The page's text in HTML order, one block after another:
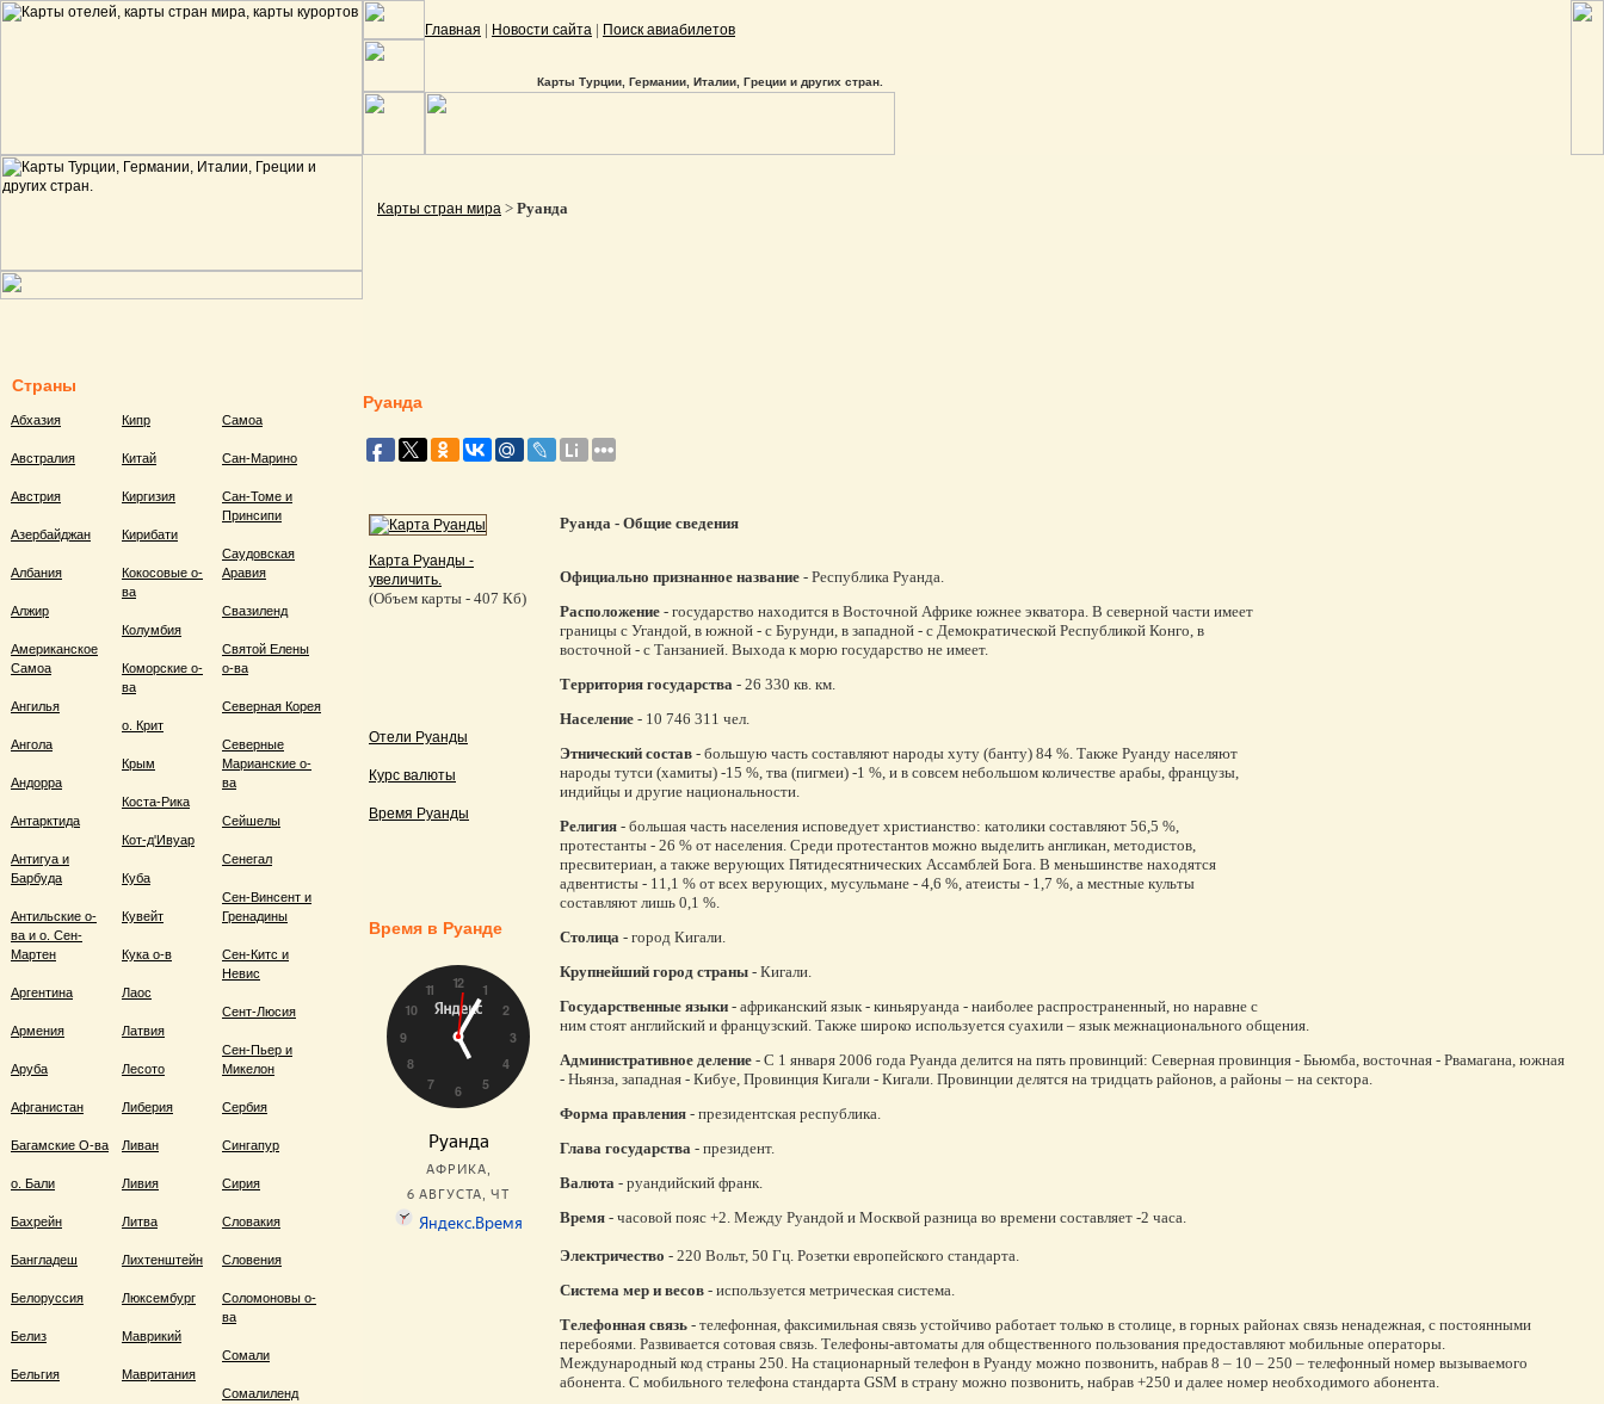
Главная | Новости сайта | Поиск авиабилетов
Карты Турции, Германии, Италии, Греции и других стран.
Страны
Абхазия
Австралия
Австрия
Азербайджан
Албания
Алжир
Американское
Самоа
Ангилья
Ангола
Андорра
Антарктида
Антигуа и
Барбуда
Антильские о-
ва и о. Сен-
Мартен
Аргентина
Армения
Аруба
Афганистан
Багамские О-ва
о. Бали
Бахрейн
Бангладеш
Белоруссия
Белиз
Бельгия
Кипр
Китай
Киргизия
Кирибати
Кокосовые о-
ва
Колумбия
Коморские о-
ва
о. Крит
Крым
Коста-Рика
Кот-д'Ивуар
Куба
Кувейт
Кука о-в
Лаос
Латвия
Лесото
Либерия
Ливан
Ливия
Литва
Лихтенштейн
Люксембург
Маврикий
Мавритания
Самоа
Сан-Марино
Сан-Томе и
Принсипи
Саудовская
Аравия
Свазиленд
Святой Елены
о-ва
Северная Корея
Северные
Марианские о-
ва
Сейшелы
Сенегал
Сен-Винсент и
Гренадины
Сен-Китс и
Невис
Сент-Люсия
Сен-Пьер и
Микелон
Сербия
Сингапур
Сирия
Словакия
Словения
Соломоновы о-
ва
Сомали
Сомалиленд
Карты стран мира > Руанда
Руанда
Карта Руанды -
увеличить.
(Объем карты - 407 Кб)
Отели Руанды
Курс валюты
Время Руанды
Время в Руанде
Руанда - Общие сведения
Официально признанное название - Республика Руанда.
Расположение - государство находится в Восточной Африке южнее экватора. В северной части имеет
границы с Угандой, в южной - с Бурунди, в западной - с Демократической Республикой Конго, в
восточной - с Танзанией. Выхода к морю государство не имеет.
Территория государства - 26 330 кв. км.
Население - 10 746 311 чел.
Этнический состав - большую часть составляют народы хуту (банту) 84 %. Также Руанду населяют
народы тутси (хамиты) -15 %, тва (пигмеи) -1 %, и в совсем небольшом количестве арабы, французы,
индийцы и другие национальности.
Религия - большая часть населения исповедует христианство: католики составляют 56,5 %,
протестанты - 26 % от населения. Среди протестантов можно выделить англикан, методистов,
пресвитериан, а также верующих Пятидесятнических Ассамблей Бога. В меньшинстве находятся
адвентисты - 11,1 % от всех верующих, мусульмане - 4,6 %, атеисты - 1,7 %, а местные культы
составляют лишь 0,1 %.
Столица - город Кигали.
Крупнейший город страны - Кигали.
Государственные языки - африканский язык - киньяруанда - наиболее распространенный, но наравне с
ним стоят английский и французский. Также широко используется суахили – язык межнационального общения.
Административное деление - С 1 января 2006 года Руанда делится на пять провинций: Северная провинция - Бьюмба, восточная - Рвамагана, южная
- Ньянза, западная - Кибуе, Провинция Кигали - Кигали. Провинции делятся на тридцать районов, а районы – на сектора.
Форма правления - президентская республика.
Глава государства - президент.
Валюта - руандийский франк.
Время - часовой пояс +2. Между Руандой и Москвой разница во времени составляет -2 часа.
Электричество - 220 Вольт, 50 Гц. Розетки европейского стандарта.
Система мер и весов - используется метрическая система.
Телефонная связь - телефонная, факсимильная связь устойчиво работает только в столице, в горных районах связь ненадежная, с постоянными
перебоями. Развивается сотовая связь. Телефоны-автоматы для общественного пользования предоставляют мобильные операторы.
Международный код страны 250. На стационарный телефон в Руанду можно позвонить, набрав 8 – 10 – 250 – телефонный номер вызываемого
абонента. С мобильного телефона стандарта GSM в страну можно позвонить, набрав +250 и далее номер необходимого абонента.